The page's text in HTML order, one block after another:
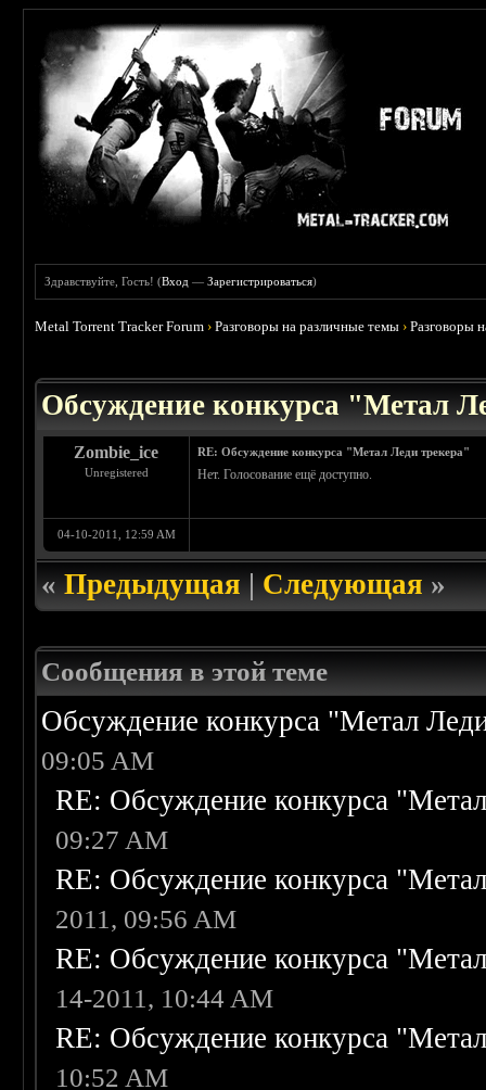
Здравствуйте, Гость! (Вход —Зарегистрироваться)
Metal Torrent Tracker Forum ›Разговоры на различные темы ›Разговоры
Обсуждение конкурса "Метал
Zombie_ice
Unregistered
RE: Обсуждение конкурса "Метал Леди трекера"
Нет. Голосование ещё доступно.
04-10-2011, 12:59 AM
«Предыдущая|Следующая»
Сообщения в этой теме
Обсуждение конкурса "Метал
09:05 AM
RE: Обсуждение конкурса
09:27 AM
RE: Обсуждение конкурса
2011, 09:56 AM
RE: Обсуждение конкурса
14-2011, 10:44 AM
RE: Обсуждение конкурса
10:52 AM